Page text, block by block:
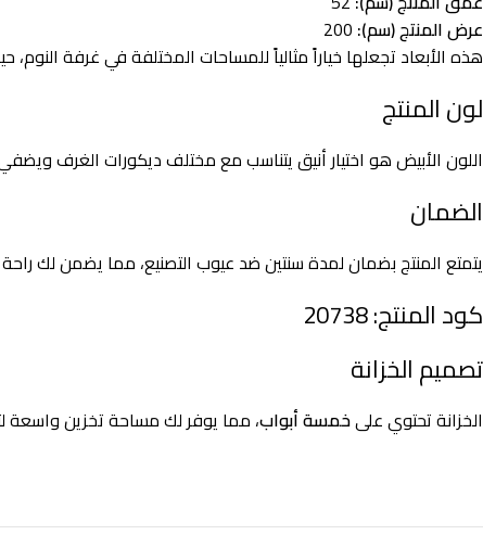
عرض المنتج (سم):
هذه الأبعاد تجعلها خياراً مثالياً للمساحات المختلفة في غرفة
لون المنتج
اللون الأبيض هو اختيار أنيق يتناسب مع مختلف ديكورات الغرف
الضمان
يتمتع المنتج بضمان لمدة سنتين ضد عيوب التصنيع، مما يضمن لك
كود المنتج: 20738
تصميم الخزانة
الخزانة تحتوي علىخمسة أبواب، مما يوفر لك مساحة تخزين واسعة